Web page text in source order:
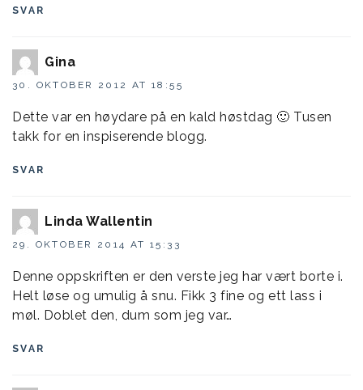
SVAR
Gina
30. OKTOBER 2012 AT 18:55
Dette var en høydare på en kald høstdag 🙂 Tusen
takk for en inspiserende blogg.
SVAR
Linda Wallentin
29. OKTOBER 2014 AT 15:33
Denne oppskriften er den verste jeg har vært borte i.
Helt løse og umulig å snu. Fikk 3 fine og ett lass i
møl. Doblet den, dum som jeg var…
SVAR